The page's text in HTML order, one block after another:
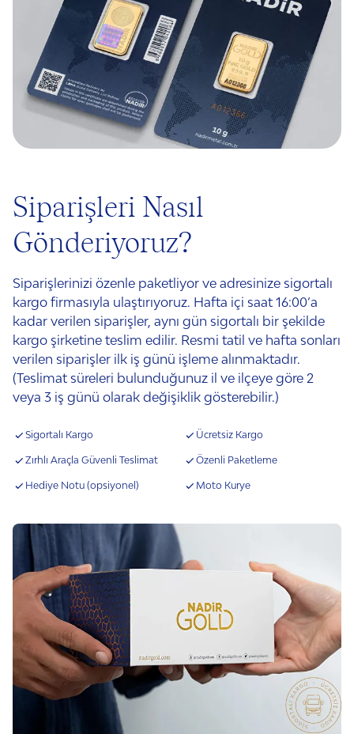
Siparişleri Nasıl
Gönderiyoruz?
Siparişlerinizi özenle paketliyor ve adresinize sigortalı
kargo firmasıyla ulaştırıyoruz. Hafta içi saat 16:00’a
kadar verilen siparişler, aynı gün sigortalı bir şekilde
kargo şirketine teslim edilir. Resmi tatil ve hafta sonları
verilen siparişler ilk iş günü işleme alınmaktadır.
(Teslimat süreleri bulunduğunuz il ve ilçeye göre 2
veya 3 iş günü olarak değişiklik gösterebilir.)
Sigortalı Kargo Ücretsiz Kargo
Zırhlı Araçla Güvenli Teslimat Özenli Paketleme
Hediye Notu (opsiyonel) Moto Kurye